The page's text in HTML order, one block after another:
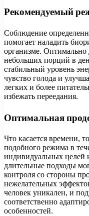
Рекомендуемый
Соблюдение
помогает наладить
организме.
небольших порций в
стабильный уровень
чувство голода и
легких и более
избежать переедания.
Оптимальная
Что касается времени,
подобного режима в
индивидуальных целей
длительные подходы
контроля со стороны
нежелательных
человек уникален, и
соответственно
особенностей.